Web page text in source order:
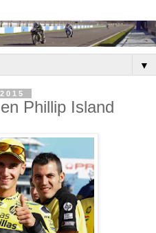
▼
Phillip Island